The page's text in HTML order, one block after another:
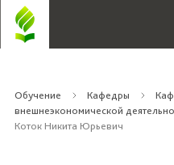
Обучение Кафедры
внешнеэкономической
Коток Никита Юрьевич